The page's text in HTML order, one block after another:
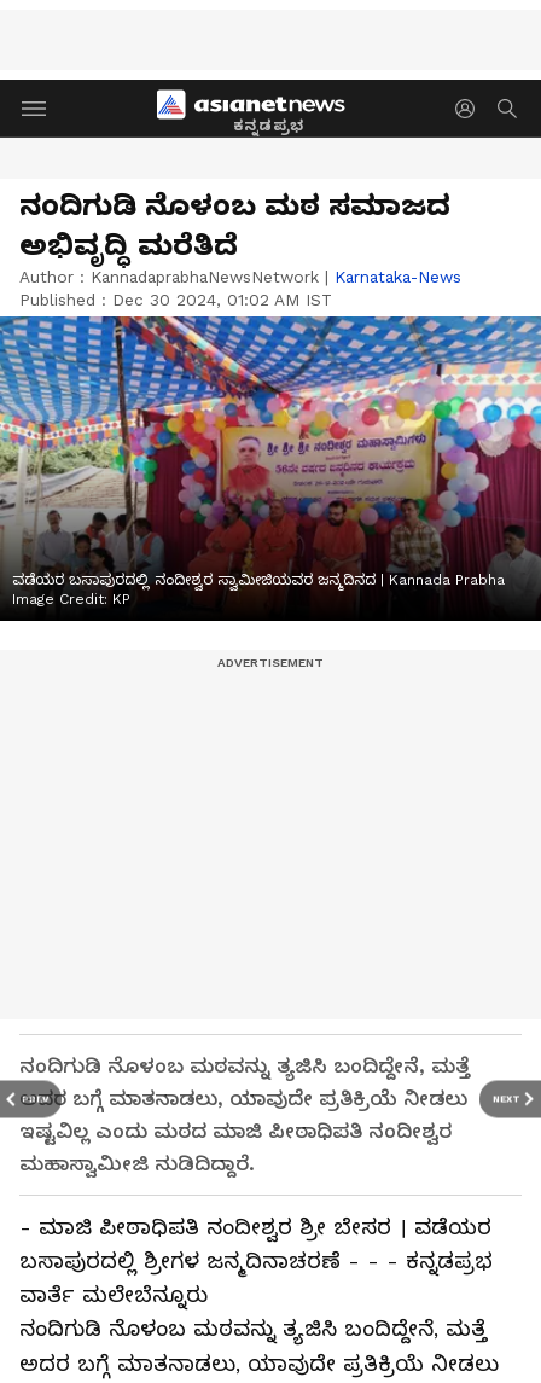
ಕನ್ನಡಪ್ರಭ
PREV NEXT
ನಂದಿಗುಡಿ ನೊಳಂಬ ಮಠ ಸಮಾಜದ
ಅಭಿವೃದ್ಧಿ ಮರೆತಿದೆ
Author : KannadaprabhaNewsNetwork | Karnataka-News
Published : Dec 30 2024, 01:02 AM IST
ವಡೆಯರ ಬಸಾಪುರದಲ್ಲಿ ನಂದೀಶ್ವರ ಸ್ವಾಮೀಜಿಯವರ ಜನ್ಮದಿನದ | Kannada Prabha
Image Credit: KP
ನಂದಿಗುಡಿ ನೊಳಂಬ ಮಠವನ್ನು ತ್ಯಜಿಸಿ ಬಂದಿದ್ದೇನೆ, ಮತ್ತೆ
ಅದರ ಬಗ್ಗೆ ಮಾತನಾಡಲು, ಯಾವುದೇ ಪ್ರತಿಕ್ರಿಯೆ ನೀಡಲು
ಇಷ್ಟವಿಲ್ಲ ಎಂದು ಮಠದ ಮಾಜಿ ಪೀಠಾಧಿಪತಿ ನಂದೀಶ್ವರ
ಮಹಾಸ್ವಾಮೀಜಿ ನುಡಿದಿದ್ದಾರೆ.
- ಮಾಜಿ ಪೀಠಾಧಿಪತಿ ನಂದೀಶ್ವರ ಶ್ರೀ ಬೇಸರ । ವಡೆಯರ
ಬಸಾಪುರದಲ್ಲಿ ಶ್ರೀಗಳ ಜನ್ಮದಿನಾಚರಣೆ - - - ಕನ್ನಡಪ್ರಭ
ವಾರ್ತೆ ಮಲೇಬೆನ್ನೂರು
ನಂದಿಗುಡಿ ನೊಳಂಬ ಮಠವನ್ನು ತ್ಯಜಿಸಿ ಬಂದಿದ್ದೇನೆ, ಮತ್ತೆ
ಅದರ ಬಗ್ಗೆ ಮಾತನಾಡಲು, ಯಾವುದೇ ಪ್ರತಿಕ್ರಿಯೆ ನೀಡಲು